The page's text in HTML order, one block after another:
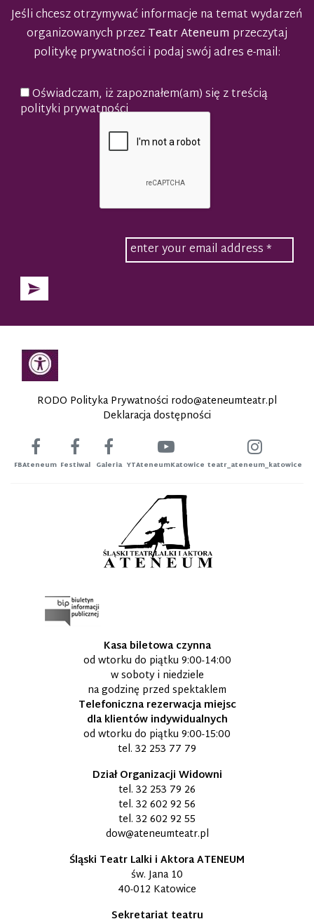
Jeśli chcesz otrzymywać informacje na temat wydarzeń
organizowanych przezTeatr Ateneum przeczytaj
politykę prywatności i podaj swój adres e-mail:
Oświadczam, iż zapoznałem(am) się z treścią
polityki prywatności
RODO Polityka Prywatności rodo@ateneumteatr.pl
Deklaracja dostępności
FBAteneum Festiwal Galeria YTAteneumKatowice teatr_ateneum_katowice
Kasa biletowa czynna
od wtorku do piątku 9:00-14:00
w soboty i niedziele
na godzinę przed spektaklem
Telefoniczna rezerwacja miejsc
dla klientów indywidualnych
od wtorku do piątku 9:00-15:00
tel. 32 253 77 79
Dział Organizacji Widowni
tel. 32 253 79 26
tel. 32 602 92 56
tel. 32 602 92 55
dow@ateneumteatr.pl
Śląski Teatr Lalki i Aktora ATENEUM
św. Jana 10
40-012 Katowice